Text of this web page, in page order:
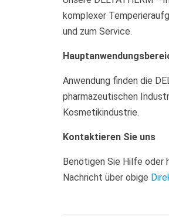
komplexer
und zum Service.
Anwendung finden die
pharmazeutischen
Kosmetikindustrie.
Kontaktieren Sie uns
Benötigen Sie Hilfe oder
Nachricht über obige